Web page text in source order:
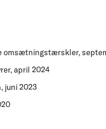
omsætningstærskler,
april 2024
juni 2023